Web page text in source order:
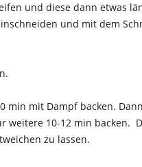
und diese dann etwas
und mit dem
min mit Dampf backen.
weitere 10-12 min backen.
zu lassen.